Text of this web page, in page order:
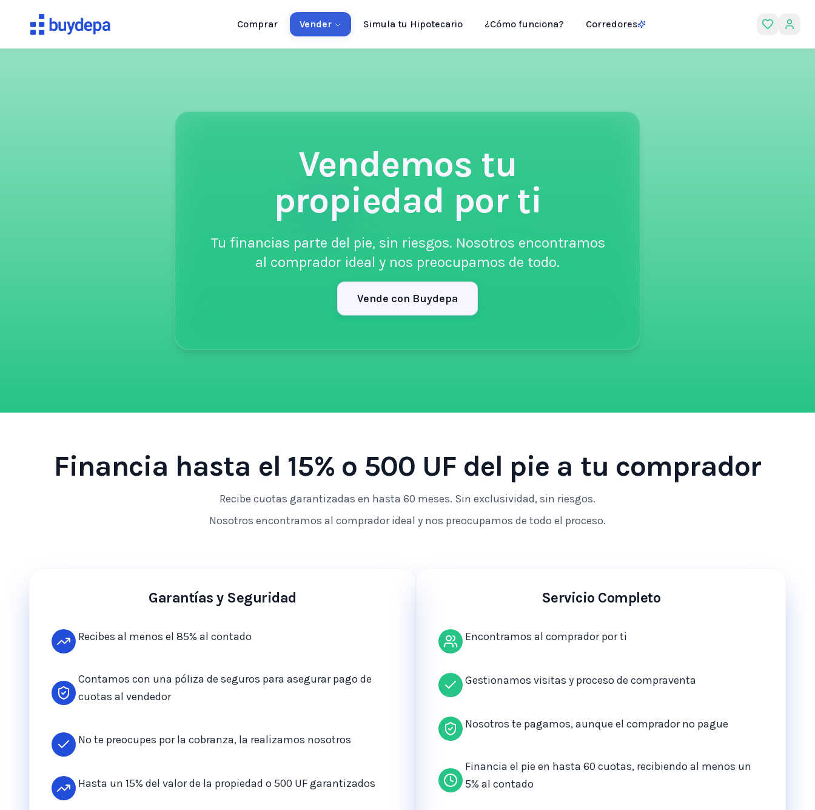
Comprar Vender Simula tu Hipotecario ¿Cómo funciona? Corredores
Vendemos tu
propiedad por ti
Tu financias parte del pie, sin riesgos. Nosotros encontramos
al comprador ideal y nos preocupamos de todo.
Vende con Buydepa
Financia hasta el 15% o 500 UF del pie a tu comprador
Recibe cuotas garantizadas en hasta 60 meses. Sin exclusividad, sin riesgos.
Nosotros encontramos al comprador ideal y nos preocupamos de todo el proceso.
Garantías y Seguridad
Recibes al menos el 85% al contado
Contamos con una póliza de seguros para asegurar pago de
cuotas al vendedor
No te preocupes por la cobranza, la realizamos nosotros
Hasta un 15% del valor de la propiedad o 500 UF garantizados
Servicio Completo
Encontramos al comprador por ti
Gestionamos visitas y proceso de compraventa
Nosotros te pagamos, aunque el comprador no pague
Financia el pie en hasta 60 cuotas, recibiendo al menos un
5% al contado